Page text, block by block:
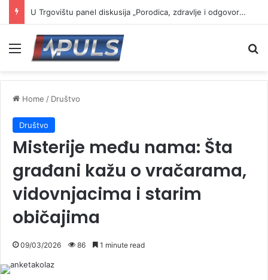
U Trgovištu panel diskusija „Porodica, zdravlje i odgovornost – izazovi savremenog života“
Menu
Home / Društvo
Društvo
Misterije među nama: Šta
građani kažu o vračarama,
vidovnjacima i starim
običajima
09/03/2026 86 1 minute read